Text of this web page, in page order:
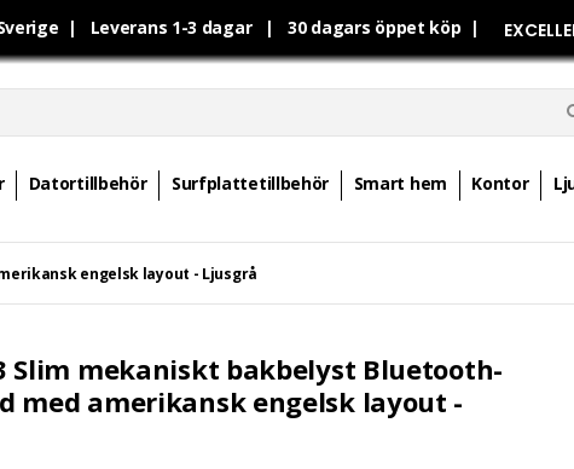
| Leverans 1-3 dagar | 30 dagars öppet köp |
Datortillbehör Surfplattetillbehör Smart hem Kontor
engelsk layout - Ljusgrå
Slim mekaniskt bakbelyst Bluetooth-
med amerikansk engelsk layout -